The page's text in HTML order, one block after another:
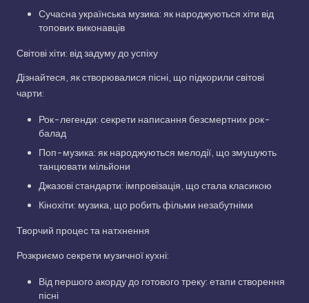
Сучасна українська музика: як народжуються хіти від
топових виконавців
Світові хіти: від задуму до успіху
Дізнайтеся, як створювалися пісні, що підкорили світові
чарти:
Рок-легенди: секрети написання безсмертних рок-
балад
Поп-музика: як народжуються мелодії, що змушують
танцювати мільйони
Джазові стандарти: імпровізація, що стала класикою
Кінохіти: музика, що робить фільми незабутніми
Творчий процес та натхнення
Розкриємо секрети музичної кухні:
Від першого акорду до готового треку: етапи створення
пісні